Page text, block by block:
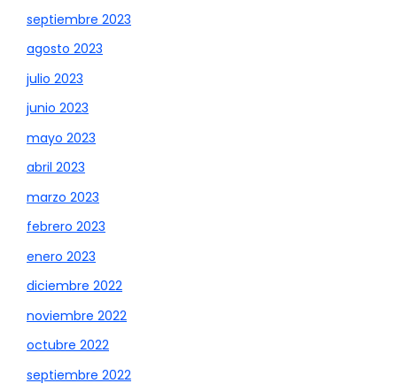
septiembre 2023
agosto 2023
julio 2023
junio 2023
mayo 2023
abril 2023
marzo 2023
febrero 2023
enero 2023
diciembre 2022
noviembre 2022
octubre 2022
septiembre 2022